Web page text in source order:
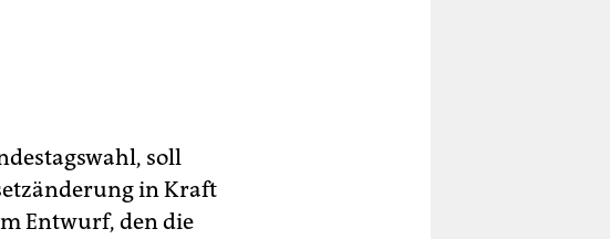
soll
in Kraft
Entwurf, den die